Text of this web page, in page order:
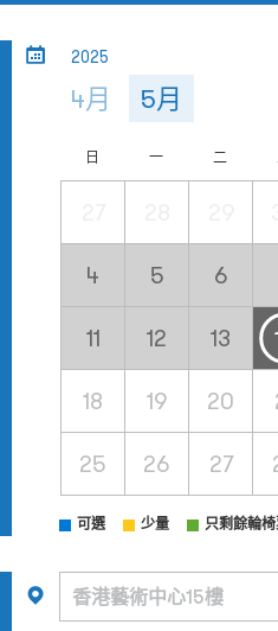
2025
4月 5月
日 一 二
4 5 6
11 12 13
18 19 20
25 26 27
可選 少量 只剩餘輪